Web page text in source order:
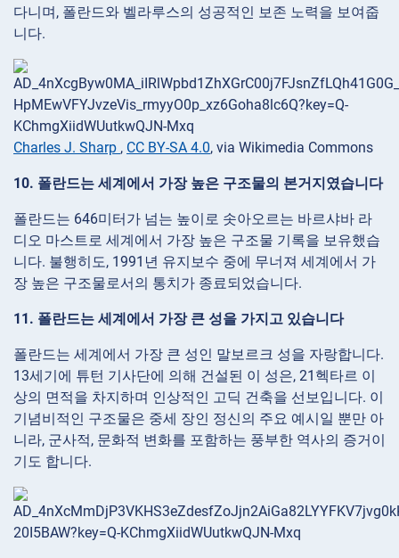
다니며, 폴란드와 벨라루스의 성공적인 보존 노력을 보여줍
니다.
Charles J. Sharp , CC BY-SA 4.0, via Wikimedia Commons
10. 폴란드는 세계에서 가장 높은 구조물의 본거지였습니다
폴란드는 646미터가 넘는 높이로 솟아오르는 바르샤바 라
디오 마스트로 세계에서 가장 높은 구조물 기록을 보유했습
니다. 불행히도, 1991년 유지보수 중에 무너져 세계에서 가
장 높은 구조물로서의 통치가 종료되었습니다.
11. 폴란드는 세계에서 가장 큰 성을 가지고 있습니다
폴란드는 세계에서 가장 큰 성인 말보르크 성을 자랑합니다.
13세기에 튜턴 기사단에 의해 건설된 이 성은, 21헥타르 이
상의 면적을 차지하며 인상적인 고딕 건축을 선보입니다. 이
기념비적인 구조물은 중세 장인 정신의 주요 예시일 뿐만 아
니라, 군사적, 문화적 변화를 포함하는 풍부한 역사의 증거이
기도 합니다.